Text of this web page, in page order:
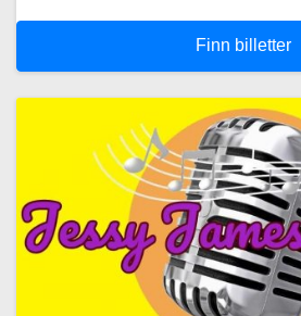
Finn billetter